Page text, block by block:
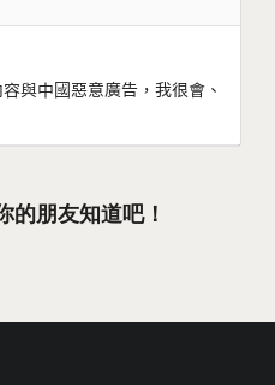
與中國惡意廣告，我很會、
的朋友知道吧！